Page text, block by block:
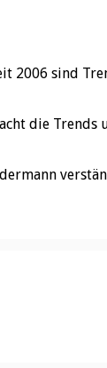
2006 sind
die Trends